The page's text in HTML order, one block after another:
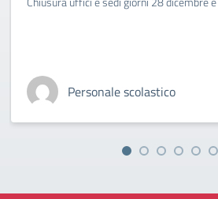
Personale scolastico